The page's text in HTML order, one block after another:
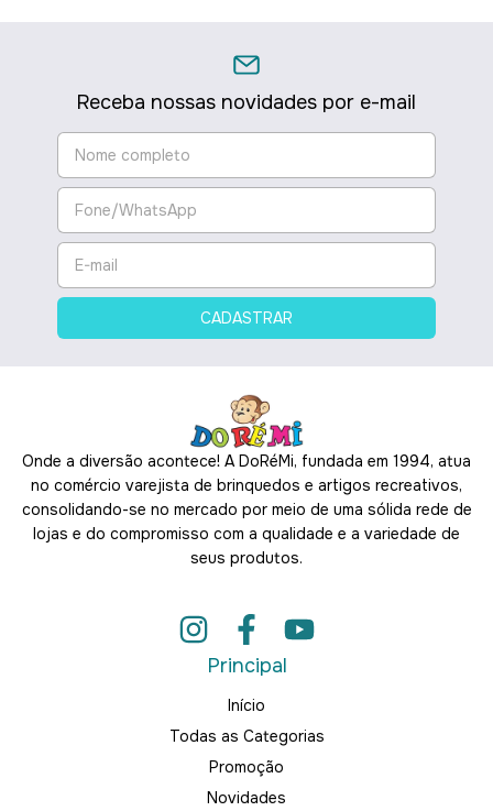
Receba nossas novidades por e-mail
Onde a diversão acontece! A DoRéMi, fundada em 1994, atua
no comércio varejista de brinquedos e artigos recreativos,
consolidando-se no mercado por meio de uma sólida rede de
lojas e do compromisso com a qualidade e a variedade de
seus produtos.
Principal
Início
Todas as Categorias
Promoção
Novidades